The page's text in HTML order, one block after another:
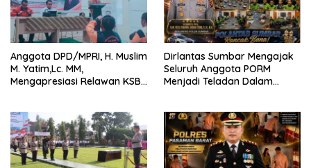
Anggota DPD/MPRI, H. Muslim
M. Yatim,Lc. MM,
Mengapresiasi Relawan KSB
Bencana
Dirlantas Sumbar Mengajak
Seluruh Anggota PORM
Menjadi Teladan Dalam
Perlengkapan Keselamatan
Berkendara